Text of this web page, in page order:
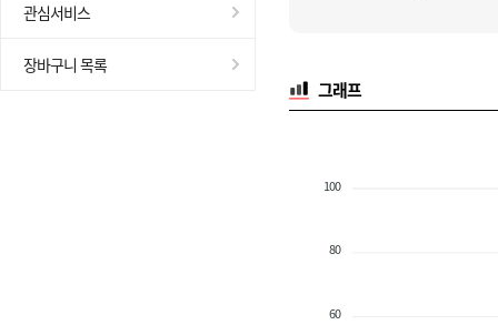
관심서비스
장바구니 목록
그래프
100
80
60